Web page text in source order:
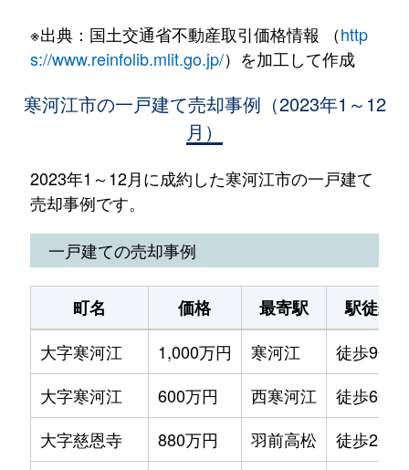
※出典：国土交通省不動産取引価格情報 （http
s://www.reinfolib.mlit.go.jp/）を加工して作成
寒河江市の一戸建て売却事例（2023年1～12
月）
2023年1～12月に成約した寒河江市の一戸建て
売却事例です。
一戸建ての売却事例
町名 価格 最寄駅
駅徒歩
大字寒河江
1,000万円 寒河江
徒歩9分
大字寒河江
600万円 西寒河江
徒歩6分
大字慈恩寺
880万円 羽前高松
徒歩20分